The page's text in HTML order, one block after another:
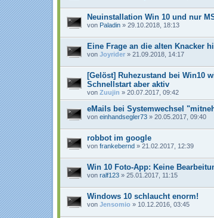
a
l
t
e
t
e
i
n
e
U
m
f
r
a
g
e
Neuinstallation Win 10 und nur
von Paladin » 29.10.2018, 18:13
Eine Frage an die alten Knacker
von Joyrider » 21.09.2018, 14:17
[Gelöst] Ruhezustand bei Win10
Schnellstart aber aktiv
von Zuujin » 20.07.2017, 09:42
eMails bei Systemwechsel
von einhandsegler73 » 20.05.2017, 09:40
robbot im google
von frankebernd » 21.02.2017, 12:39
Win 10 Foto-App: Keine
von ralf123 » 25.01.2017, 11:15
Windows 10 schlaucht enorm!
von Jensomio » 10.12.2016, 03:45